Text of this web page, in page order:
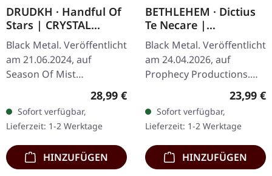
DRUDKH · Handful Of
Stars | CRYSTAL
CLEAR/RED/BLUE
MARBLED LP
Black Metal. Veröffentlicht
am 21.06.2024, auf
Season Of Mist
Underground Activists.
Crystal Clear/rot/blau
marmoriertes Vinyl,
limitiert auf 300…
Regulärer Preis:
28,99 €
Sofort verfügbar,
Lieferzeit: 1-2 Werktage
HINZUFÜGEN
BETHLEHEM · Dictius
Te Necare |
CLEAR/GOLD/BLACK
MARBLED LP
Black Metal. Veröffentlicht
am 24.04.2026, auf
Prophecy Productions.
marmoriertes Vinyl im
Gatefold-Cover mit
polylined Innenhülle…
23,99 €
Sofort verfügbar,
Lieferzeit: 1-2 Werktage
HINZUFÜGEN